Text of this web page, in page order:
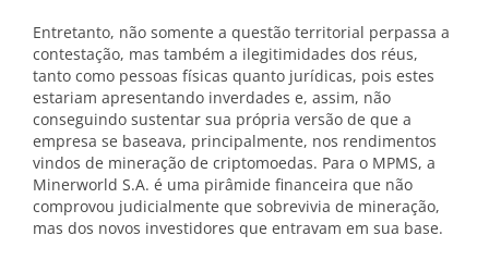
Entretanto, não somente a questão territorial perpassa a
contestação, mas também a ilegitimidades dos réus,
tanto como pessoas físicas quanto jurídicas, pois estes
estariam apresentando inverdades e, assim, não
conseguindo sustentar sua própria versão de que a
empresa se baseava, principalmente, nos rendimentos
vindos de mineração de criptomoedas. Para o MPMS, a
Minerworld S.A. é uma pirâmide financeira que não
comprovou judicialmente que sobrevivia de mineração,
mas dos novos investidores que entravam em sua base.